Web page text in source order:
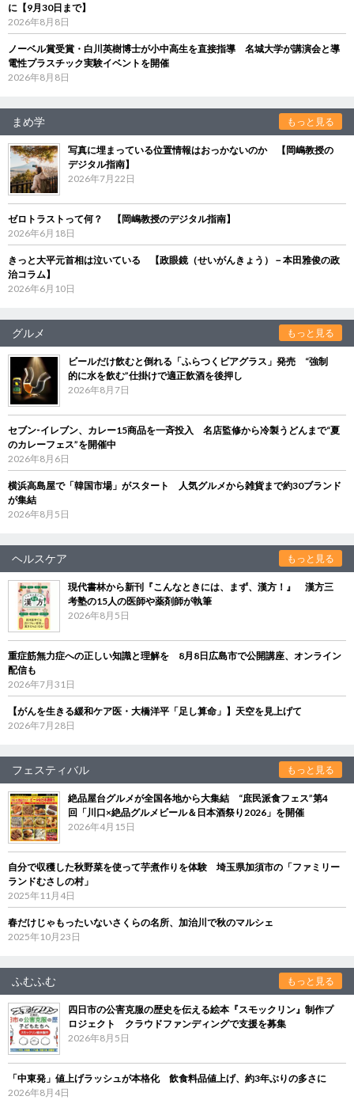
に【9月30日まで】
2026年8月8日
ノーベル賞受賞・白川英樹博士が小中高生を直接指導 名城大学が講演会と導
電性プラスチック実験イベントを開催
2026年8月8日
まめ学 もっと見る
写真に埋まっている位置情報はおっかないのか 【岡嶋教授の
デジタル指南】
2026年7月22日
ゼロトラストって何？ 【岡嶋教授のデジタル指南】
2026年6月18日
きっと大平元首相は泣いている 【政眼鏡（せいがんきょう）－本田雅俊の政
治コラム】
2026年6月10日
グルメ もっと見る
ビールだけ飲むと倒れる「ふらつくビアグラス」発売 “強制
的に水を飲む”仕掛けで適正飲酒を後押し
2026年8月7日
セブン‐イレブン、カレー15商品を一斉投入 名店監修から冷製うどんまで“夏
のカレーフェス”を開催中
2026年8月6日
横浜高島屋で「韓国市場」がスタート 人気グルメから雑貨まで約30ブランド
が集結
2026年8月5日
ヘルスケア もっと見る
現代書林から新刊『こんなときには、まず、漢方！』 漢方三
考塾の15人の医師や薬剤師が執筆
2026年8月5日
重症筋無力症への正しい知識と理解を 8月8日広島市で公開講座、オンライン
配信も
2026年7月31日
【がんを生きる緩和ケア医・大橋洋平「足し算命」】天空を見上げて
2026年7月28日
フェスティバル もっと見る
絶品屋台グルメが全国各地から大集結 “庶民派食フェス”第4
回「川口×絶品グルメビール＆日本酒祭り2026」を開催
2026年4月15日
自分で収穫した秋野菜を使って芋煮作りを体験 埼玉県加須市の「ファミリー
ランドむさしの村」
2025年11月4日
春だけじゃもったいないさくらの名所、加治川で秋のマルシェ
2025年10月23日
ふむふむ もっと見る
四日市の公害克服の歴史を伝える絵本『スモックリン』制作プ
ロジェクト クラウドファンディングで支援を募集
2026年8月5日
「中東発」値上げラッシュが本格化 飲食料品値上げ、約3年ぶりの多さに
2026年8月4日